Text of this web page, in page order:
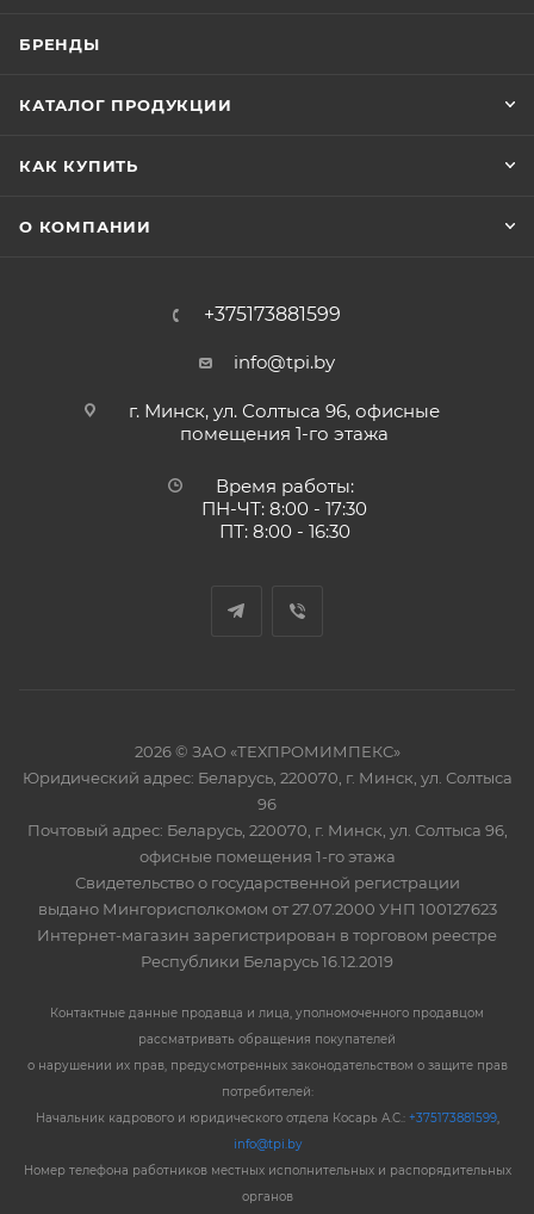
БРЕНДЫ
КАТАЛОГ ПРОДУКЦИИ
КАК КУПИТЬ
О КОМПАНИИ
+375173881599
info@tpi.by
г. Минск, ул. Солтыса 96, офисные
помещения 1-го этажа
Время работы:
ПН-ЧТ: 8:00 - 17:30
ПТ: 8:00 - 16:30
2026 © ЗАО «ТЕХПРОМИМПЕКС»
Юридический адрес: Беларусь, 220070, г. Минск, ул. Солтыса
96
Почтовый адрес: Беларусь, 220070, г. Минск, ул. Солтыса 96,
офисные помещения 1-го этажа
Свидетельство о государственной регистрации
выдано Мингорисполкомом от 27.07.2000 УНП 100127623
Интернет-магазин зарегистрирован в торговом реестре
Республики Беларусь 16.12.2019
Контактные данные продавца и лица, уполномоченного продавцом
рассматривать обращения покупателей
о нарушении их прав, предусмотренных законодательством о защите прав
потребителей:
Начальник кадрового и юридического отдела Косарь А.С.: +375173881599,
info@tpi.by
Номер телефона работников местных исполнительных и распорядительных
органов